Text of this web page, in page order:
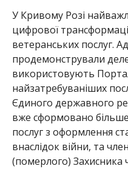
У Кривому Розі
цифрової
ветеранських послуг.
продемонстрували
використовують
найзатребуваніших
Єдиного державного
вже сформовано
послуг з оформлення
внаслідок війни, та
(померлого) Захисника